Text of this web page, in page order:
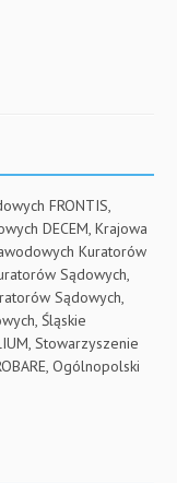
FRONTIS,
DECEM, Krajowa
Kuratorów
Sądowych,
Sądowych,
Śląskie
Stowarzyszenie
Ogólnopolski